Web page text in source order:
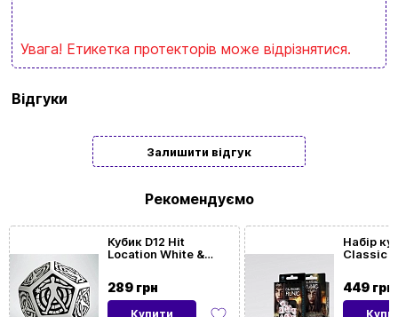
Увага! Етикетка протекторів може відрізнятися.
Подарункові
Відгуки
Залишити відгук
Рекомендуємо
289 грн
Кубик D12 Hit
Location White &
Купити
449 грн
Набір
Classic
+380634324164
Мова сайту: